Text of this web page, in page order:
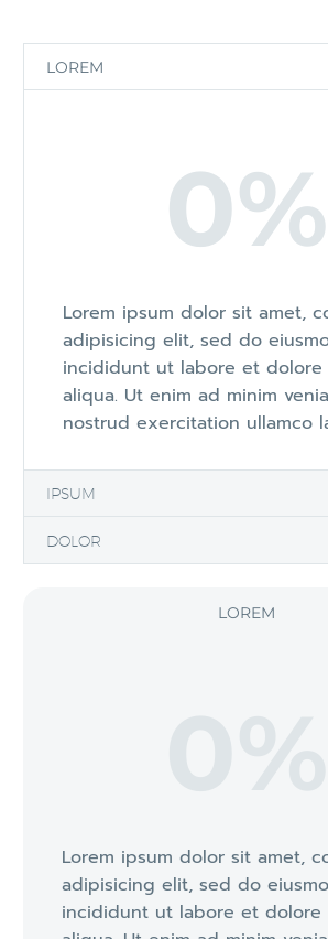
LOREM
0%
Lorem ipsum dolor sit amet,
adipisicing elit, sed do
incididunt ut labore et dolore
aliqua. Ut enim ad minim
nostrud exercitation ullamco
IPSUM
DOLOR
LOREM
Lorem ipsum dolor sit amet,
adipisicing elit, sed do
incididunt ut labore et dolore